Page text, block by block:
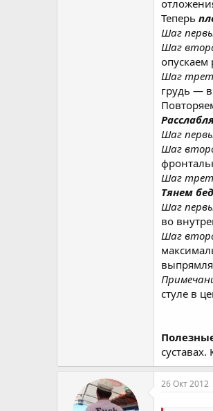
Теперь
Шаг
Шаг
опускаем
Шаг
грудь —
Шаг
Шаг
Шаг
Тянем
Шаг
во
Шаг
стуле в
26 Окт 2012